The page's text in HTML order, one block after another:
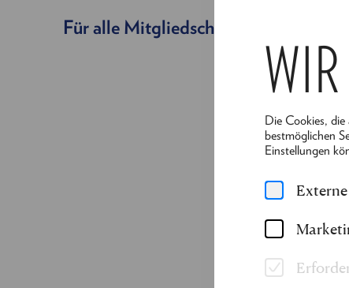
Die Cookies, die
bestmöglichen
Einstellungen
Für alle Mitgliedschaften gilt